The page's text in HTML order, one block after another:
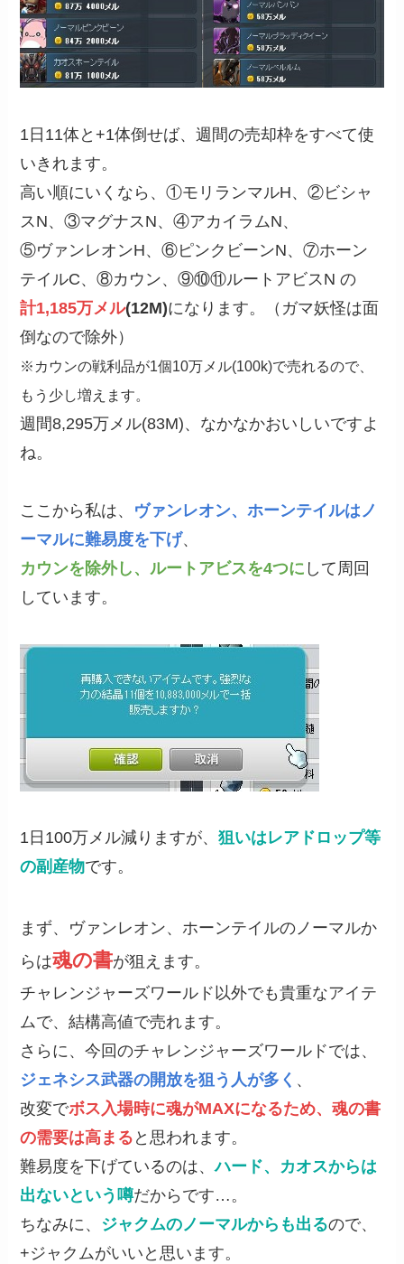
1日11体と+1体倒せば、週間の売却枠をすべて使
いきれます。
高い順にいくなら、①モリランマルH、②ビシャ
スN、③マグナスN、④アカイラムN、
⑤ヴァンレオンH、⑥ピンクビーンN、⑦ホーン
テイルC、⑧カウン、⑨⑩⑪ルートアビスN の
計1,185万メル(12M)になります。（ガマ妖怪は面
倒なので除外）
※カウンの戦利品が1個10万メル(100k)で売れるので、
もう少し増えます。
週間8,295万メル(83M)、なかなかおいしいですよ
ね。
ここから私は、 ヴァンレオン、ホーンテイルはノ
ーマルに難易度を下げ、
カウンを除外し、ルートアビスを4つに して周回
しています。
1日100万メル減りますが、狙いはレアドロップ等
の副産物です。
まず、ヴァンレオン、ホーンテイルのノーマルか
らは魂の書が狙えます。
チャレンジャーズワールド以外でも貴重なアイテ
ムで、結構高値で売れます。
さらに、今回のチャレンジャーズワールドでは、
ジェネシス武器の開放を狙う人が多く 、
改変でボス入場時に魂がMAXになるため、魂の書
の需要は高まる と思われます。
難易度を下げているのは、ハード、カオスからは
出ないという噂だからです…。
ちなみに、 ジャクムのノーマルからも出るので、
+ジャクムがいいと思います。